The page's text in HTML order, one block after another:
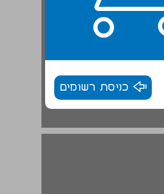
כניסת רשומים